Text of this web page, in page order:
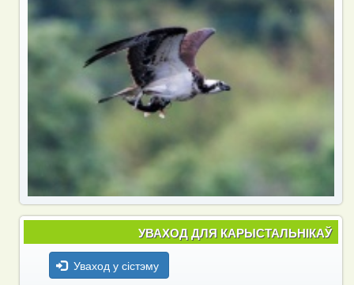
УВАХОД ДЛЯ КАРЫСТАЛЬНІКАЎ
Уваход у сістэму